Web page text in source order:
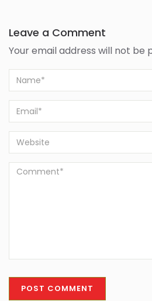
Leave a Comment
Your email address will not be